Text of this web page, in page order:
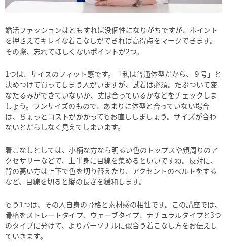
婚活ファッションはともすれば没個性になりがちですが、ポイント
を押さえてキレイな着こなしができれば高得点をマークできます。
その際、忘れてほしくないポイントが2つ。
1つは、サイズのフィット感です。「私は普通体型だから、９号」と
決めつけて買ってしまう人がいますが、試着は必須。だぶついて変
なたるみができていないか、丈は合っているかなどをチェックしま
しょう。ワンサイズのもので、あまりに体型と合っていない場合
は、ちょっとコストがかかってもお直ししましょう。サイズが合わ
ないとだらしなく見えてしまいます。
着こなしとしては、小柄な方なら明るい色のトップスや顔周りのア
クセサリーなどで、上半身に目線を集めるといいですね。反対に、
背の高い方は上下で色を切り替えたり、アクセントのベルトをする
など、目線を切ると縦の長さを緩和します。
もう1つは、その人自身の骨格と素材感の相性です。この講座では、
骨格をストレートタイプ、ウェーブタイプ、ナチュラルタイプと3つ
のタイプに分けて、よりパーソナルに似合う着こなし方をお伝えし
ていきます。